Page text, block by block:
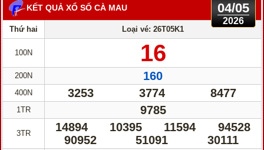
KẾT QUẢ XỔ SỐ CÀ MAU 04/05
2026
Thứ hai Loại vé: 26T05K1
100N 16
200N 160
400N 3253 3774 8477
1TR 9785
3TR 14894 10395 11594
94528
90952
51091 30111